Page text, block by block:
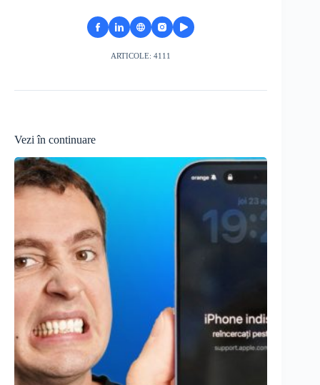
ARTICOLE: 4111
Vezi în continuare